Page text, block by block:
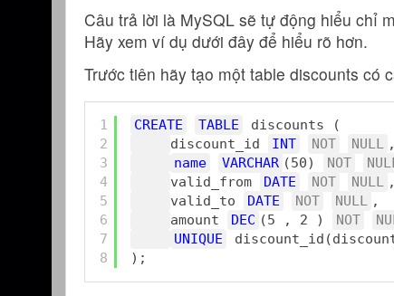
Câu trả lời là MySQL sẽ tự động hiểu chỉ
Hãy xem ví dụ dưới đây để hiểu rõ hơn.
Trước tiên hãy tạo một table discounts có
1
2
3
4
5
6
7
8
CREATE TABLE
discounts (
discount_id
INT NOT NULL ,
name
VARCHAR (50) NOT
valid_from
DATE NOT NULL ,
valid_to
DATE NOT NULL ,
amount
DEC (5 , 2 ) NOT
UNIQUE
);